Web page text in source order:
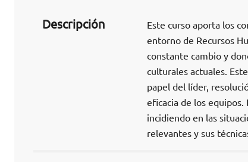
Descripción
Este curso aporta los
entorno de Recursos
constante cambio y
culturales actuales.
papel del líder,
eficacia de los equipos.
incidiendo en las
relevantes y sus